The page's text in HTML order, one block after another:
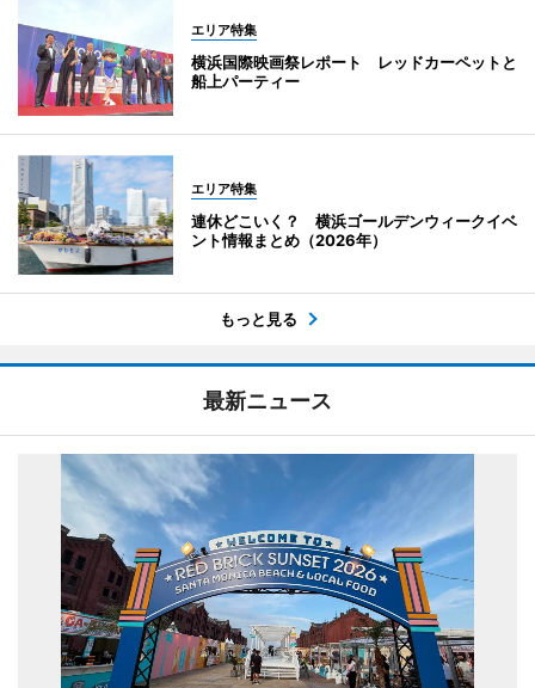
エリア特集
横浜国際映画祭レポート レッドカーペットと
船上パーティー
エリア特集
連休どこいく？ 横浜ゴールデンウィークイベ
ント情報まとめ（2026年）
もっと見る
最新ニュース